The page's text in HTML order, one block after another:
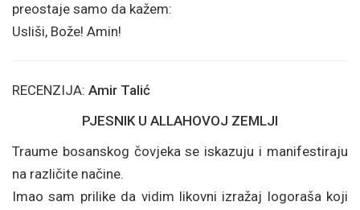
preostaje samo da kažem:
Usliši, Bože! Amin!
RECENZIJA: Amir Talić
PJESNIK U ALLAHOVOJ ZEMLJI
Traume bosanskog čovjeka se iskazuju i manifestiraju
na različite načine.
Imao sam prilike da vidim likovni izražaj logoraša koji